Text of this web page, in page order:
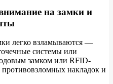
на замки и
легко взламываются —
системы или
замком или RFID-
накладок и